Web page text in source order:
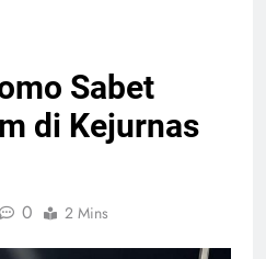
Sabet
di Kejurnas
0 2 Mins